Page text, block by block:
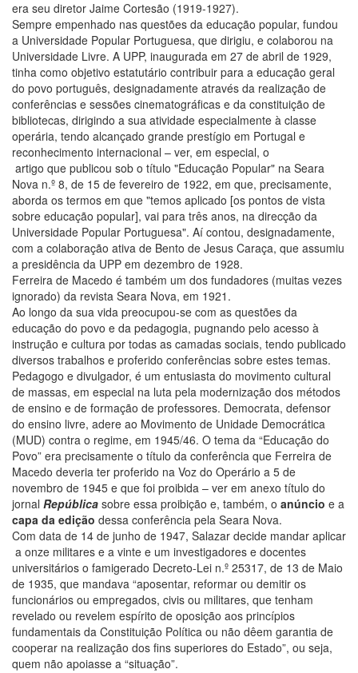
era seu diretor Jaime Cortesão (1919-1927).
Sempre empenhado nas questões da educação popular, fundou
a Universidade Popular Portuguesa, que dirigiu, e colaborou na
Universidade Livre. A UPP, inaugurada em 27 de abril de 1929,
tinha como objetivo estatutário contribuir para a educação geral
do povo português, designadamente através da realização de
conferências e sessões cinematográficas e da constituição de
bibliotecas, dirigindo a sua atividade especialmente à classe
operária, tendo alcançado grande prestígio em Portugal e
reconhecimento internacional – ver, em especial, o
artigo que publicou sob o título "Educação Popular" na Seara
Nova n.º 8, de 15 de fevereiro de 1922, em que, precisamente,
aborda os termos em que "temos aplicado [os pontos de vista
sobre educação popular], vai para três anos, na direcção da
Universidade Popular Portuguesa". Aí contou, designadamente,
com a colaboração ativa de Bento de Jesus Caraça, que assumiu
a presidência da UPP em dezembro de 1928.
Ferreira de Macedo é também um dos fundadores (muitas vezes
ignorado) da revista Seara Nova, em 1921.
Ao longo da sua vida preocupou-se com as questões da
educação do povo e da pedagogia, pugnando pelo acesso à
instrução e cultura por todas as camadas sociais, tendo publicado
diversos trabalhos e proferido conferências sobre estes temas.
Pedagogo e divulgador, é um entusiasta do movimento cultural
de massas, em especial na luta pela modernização dos métodos
de ensino e de formação de professores. Democrata, defensor
do ensino livre, adere ao Movimento de Unidade Democrática
(MUD) contra o regime, em 1945/46. O tema da “Educação do
Povo” era precisamente o título da conferência que Ferreira de
Macedo deveria ter proferido na Voz do Operário a 5 de
novembro de 1945 e que foi proibida – ver em anexo título do
jornal República sobre essa proibição e, também, o anúncio e a
capa da edição dessa conferência pela Seara Nova.
Com data de 14 de junho de 1947, Salazar decide mandar aplicar
a onze militares e a vinte e um investigadores e docentes
universitários o famigerado Decreto-Lei n.º 25317, de 13 de Maio
de 1935, que mandava “aposentar, reformar ou demitir os
funcionários ou empregados, civis ou militares, que tenham
revelado ou revelem espírito de oposição aos princípios
fundamentais da Constituição Política ou não dêem garantia de
cooperar na realização dos fins superiores do Estado”, ou seja,
quem não apoiasse a “situação”.